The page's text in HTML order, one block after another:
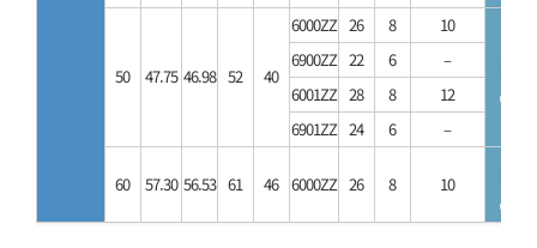
50 47.75 46.98 52 40
6000ZZ 26 8
10
6900ZZ 22 6
–
6001ZZ 28 8
12
6901ZZ 24 6 –
60 57.30 56.53 61 46 6000ZZ 26 8 10